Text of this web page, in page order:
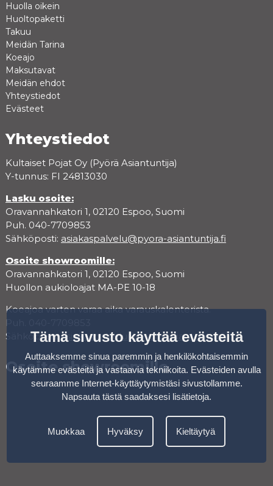
Huolla oikein
Huoltopaketti
Takuu
Meidän Tarina
Koeajo
Maksutavat
Meidän ehdot
Yhteystiedot
Evästeet
Yhteystiedot
Kultaiset Pojat Oy (Pyörä Asiantuntija)
Y-tunnus: FI 24813030
Lasku osoite:
Oravannahkatori 1, 02120 Espoo, Suomi
Puh. 040-7709853
Sähköposti: asiakaspalvelu@pyora-asiantuntija.fi
Osoite showroomille:
Oravannahkatori 1, 02120 Espoo, Suomi
Huollon aukioloajat MA-PE 10-18
Koeajoa varten varaa aika varauskalenterista.
Sähköposti:asiakaspalvelu@pyora-asiantuntija.fi
Osoite showroomille
Tämä sivusto käyttää evästeitä
Auttaaksemme sinua paremmin ja henkilökohtaisemmin
käytämme evästeitä ja vastaavia tekniikoita. Evästeiden avulla
seuraamme Internet-käyttäytymistäsi sivustollamme.
Napsauta tästä saadaksesi lisätietoja.
Muokkaa Hyväksy Kieltäytyä